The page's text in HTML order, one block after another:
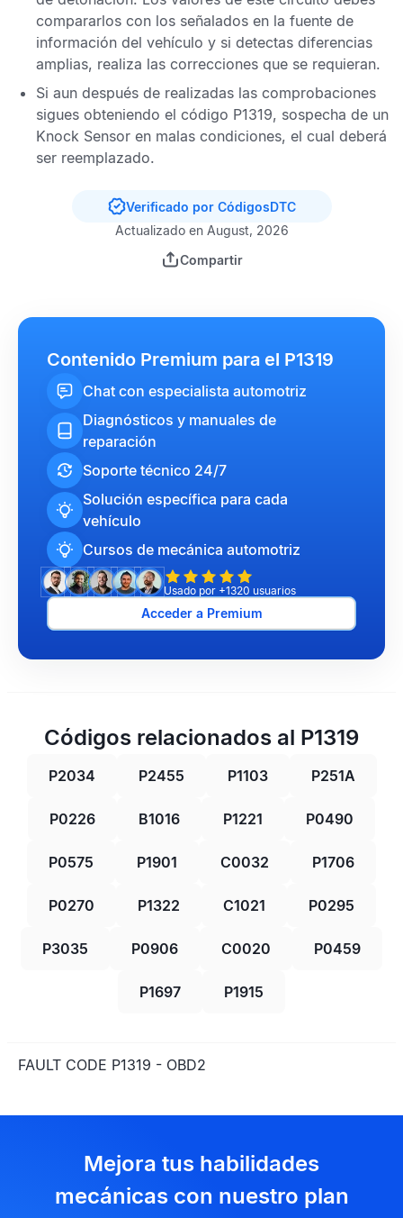
compararlos con los señalados en la fuente de
información del vehículo y si detectas diferencias
amplias, realiza las correcciones que se requieran.
Si aun después de realizadas las comprobaciones
sigues obteniendo el código P1319, sospecha de un
Knock Sensor en malas condiciones, el cual deberá
ser reemplazado.
Verificado por CódigosDTC
Actualizado en August, 2026
Compartir
Contenido Premium para el P1319
Chat con especialista automotriz
Diagnósticos y manuales de
reparación
Soporte técnico 24/7
Solución específica para cada
vehículo
Cursos de mecánica automotriz
Usado por +1320 usuarios
Acceder a Premium
Códigos relacionados al P1319
P2034 P2455 P1103 P251A
P0226 B1016 P1221 P0490
P0575 P1901 C0032 P1706
P0270 P1322 C1021 P0295
P3035 P0906 C0020 P0459
P1697 P1915
FAULT CODE P1319 - OBD2
Mejora tus habilidades
mecánicas con nuestro plan